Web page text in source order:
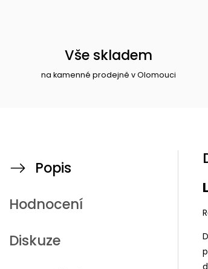
Vše skladem
na kamenné prodejně v Olomouci
Popis
Hodnocení
Diskuze